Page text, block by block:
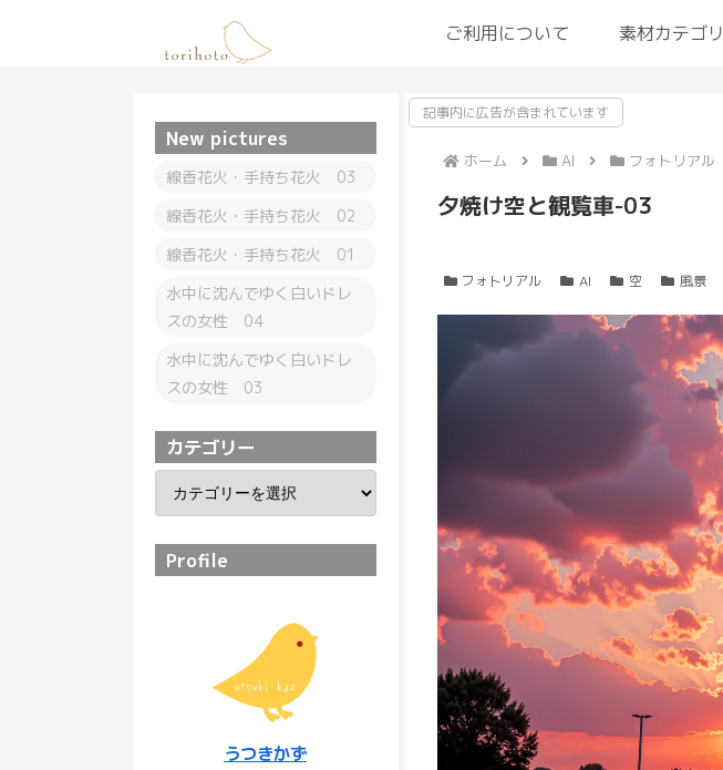
ご利用について 素材カテゴリ
記事内に広告が含まれています
ホーム AI フォトリアル
夕焼け空と観覧車-03
フォトリアル AI 空 風景
New pictures
線香花火・手持ち花火 03
線香花火・手持ち花火 02
線香花火・手持ち花火 01
水中に沈んでゆく白いドレ
スの女性 04
水中に沈んでゆく白いドレ
スの女性 03
カテゴリー
Profile
うつきかず